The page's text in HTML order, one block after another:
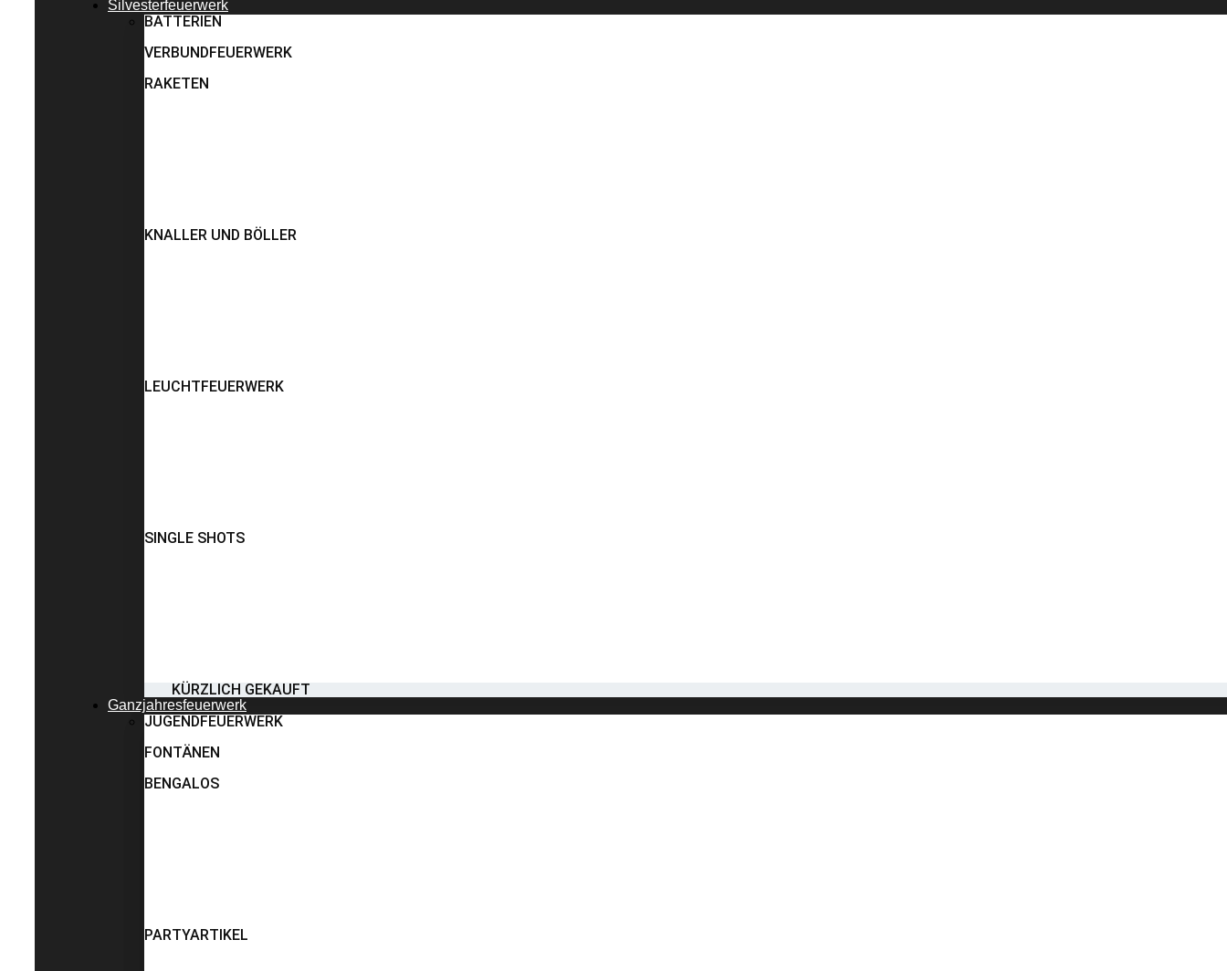
Silvesterfeuerwerk
BATTERIEN
VERBUNDFEUERWERK
RAKETEN
KNALLER UND BÖLLER
LEUCHTFEUERWERK
SINGLE SHOTS
KÜRZLICH GEKAUFT
Ganzjahresfeuerwerk
JUGENDFEUERWERK
FONTÄNEN
BENGALOS
PARTYARTIKEL